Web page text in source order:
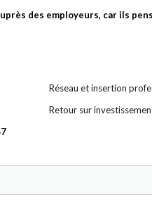
des employeurs, car ils
Réseau et insertion
Retour sur